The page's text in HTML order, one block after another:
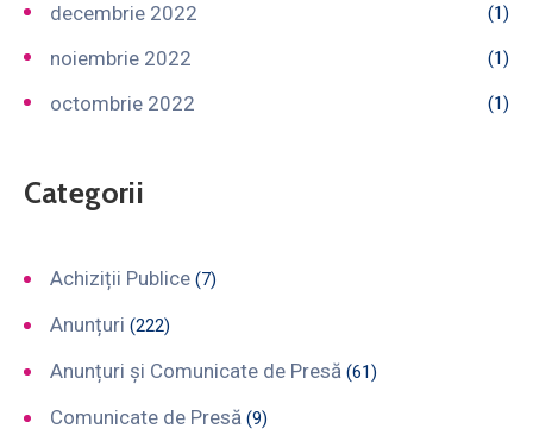
decembrie 2022 (1)
noiembrie 2022 (1)
octombrie 2022 (1)
Categorii
Achiziții Publice (7)
Anunțuri (222)
Anunțuri și Comunicate de Presă (61)
Comunicate de Presă (9)